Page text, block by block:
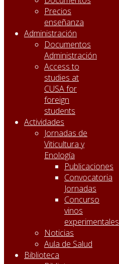
Precios
enseñanza
Administración
Documentos
Administración
Access to
studies at
CUSA for
foreign
students
Actividades
Jornadas de
Viticultura y
Enología
Publicaciones
Convocatoria
Jornadas
Concurso
vinos
experimentales
Noticias
Aula de Salud
Biblioteca